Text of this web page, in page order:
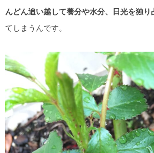
んどん追い越して養分や水分、日光を独り
てしまうんです。